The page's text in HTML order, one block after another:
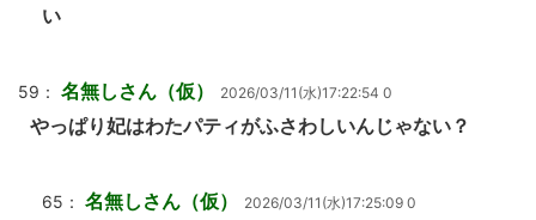
い
59： 名無しさん（仮） 2026/03/11(水)17:22:54 0
やっぱり妃はわたパティがふさわしいんじゃない？
65： 名無しさん（仮） 2026/03/11(水)17:25:09 0